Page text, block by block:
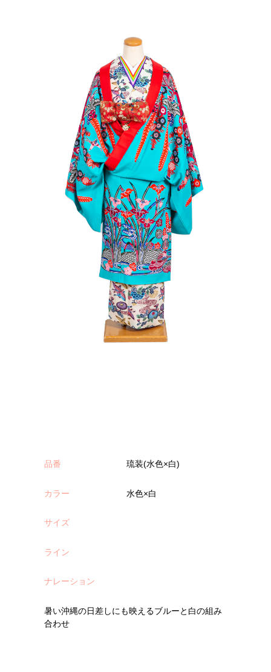
品番 琉装(水色×白)
カラー 水色×白
サイズ
ライン
ナレーション
暑い沖縄の日差しにも映えるブルーと白の組み
合わせ